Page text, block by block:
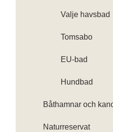
Valje havsbad
Tomsabo
EU-bad
Hundbad
Båthamnar och
Naturreservat